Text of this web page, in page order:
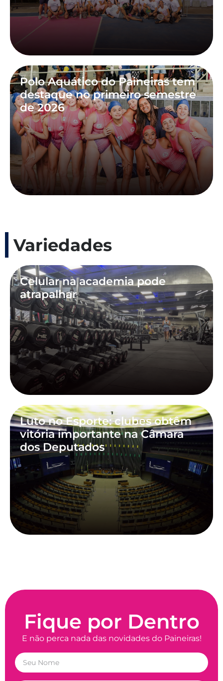
Polo Aquático do Paineiras tem
destaque no primeiro semestre
de 2026
Variedades
Celular na academia pode
atrapalhar
Luto no Esporte: clubes obtêm
vitória importante na Câmara
dos Deputados
Fique por Dentro
E não perca nada das novidades do Paineiras!